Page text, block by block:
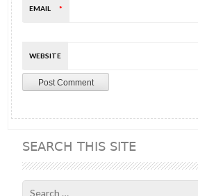
EMAIL *
WEBSITE
SEARCH THIS SITE